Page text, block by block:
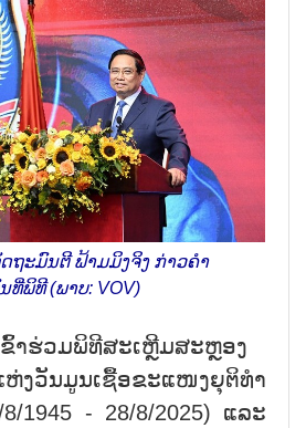
ຖະມົນຕີ ຟ້າມມິງຈິງ ກ່າວຄຳ
ທີ່ພິທີ (ພາບ: VOV)
ຂົ້າຮ່ວມພິທີສະເຫຼີມສະຫຼອງ
ມູນເຊື້ອຂະແໜງຍຸຕິທຳ
1945 - 28/8/2025) ແລະ